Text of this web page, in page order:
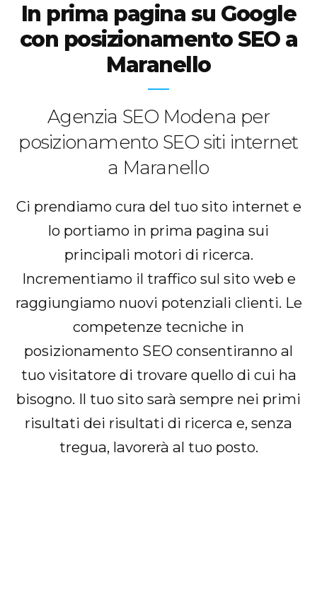
In prima pagina su Google
con posizionamento SEO a
Maranello
Agenzia SEO Modena per
posizionamento SEO siti internet
a Maranello
Ci prendiamo cura del tuo sito internet e
lo portiamo in prima pagina sui
principali motori di ricerca.
Incrementiamo il traffico sul sito web e
raggiungiamo nuovi potenziali clienti. Le
competenze tecniche in
posizionamento SEO consentiranno al
tuo visitatore di trovare quello di cui ha
bisogno. Il tuo sito sarà sempre nei primi
risultati dei risultati di ricerca e, senza
tregua, lavorerà al tuo posto.